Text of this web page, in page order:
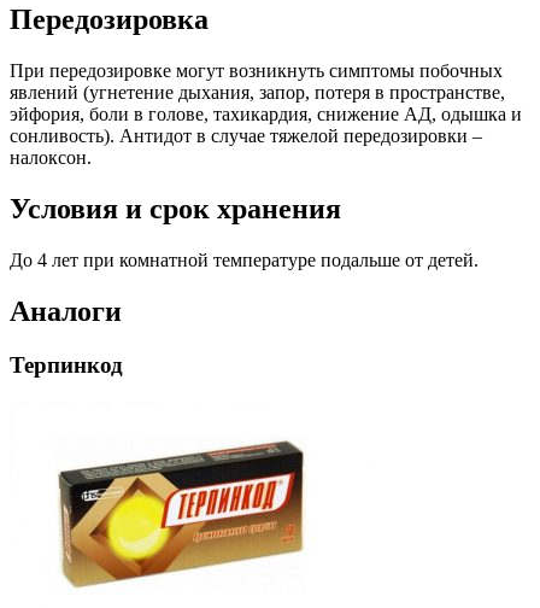
Передозировка
При передозировке могут возникнуть симптомы побочных
явлений (угнетение дыхания, запор, потеря в пространстве,
эйфория, боли в голове, тахикардия, снижение АД, одышка и
сонливость). Антидот в случае тяжелой передозировки –
налоксон.
Условия и срок хранения
До 4 лет при комнатной температуре подальше от детей.
Аналоги
Терпинкод